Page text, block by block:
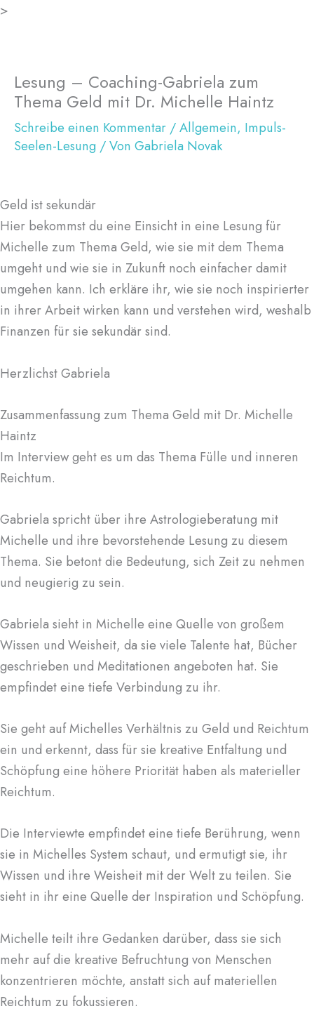
>
Lesung – Coaching-Gabriela zum
Thema Geld mit Dr. Michelle Haintz
Schreibe einen Kommentar /Allgemein, Impuls-
Seelen-Lesung / Von Gabriela Novak
Geld ist sekundär
Hier bekommst du eine Einsicht in eine Lesung für
Michelle zum Thema Geld, wie sie mit dem Thema
umgeht und wie sie in Zukunft noch einfacher damit
umgehen kann. Ich erkläre ihr, wie sie noch inspirierter
in ihrer Arbeit wirken kann und verstehen wird, weshalb
Finanzen für sie sekundär sind.
Herzlichst Gabriela
Zusammenfassung zum Thema Geld mit Dr. Michelle
Haintz
Im Interview geht es um das Thema Fülle und inneren
Reichtum.
Gabriela spricht über ihre Astrologieberatung mit
Michelle und ihre bevorstehende Lesung zu diesem
Thema. Sie betont die Bedeutung, sich Zeit zu nehmen
und neugierig zu sein.
Gabriela sieht in Michelle eine Quelle von großem
Wissen und Weisheit, da sie viele Talente hat, Bücher
geschrieben und Meditationen angeboten hat. Sie
empfindet eine tiefe Verbindung zu ihr.
Sie geht auf Michelles Verhältnis zu Geld und Reichtum
ein und erkennt, dass für sie kreative Entfaltung und
Schöpfung eine höhere Priorität haben als materieller
Reichtum.
Die Interviewte empfindet eine tiefe Berührung, wenn
sie in Michelles System schaut, und ermutigt sie, ihr
Wissen und ihre Weisheit mit der Welt zu teilen. Sie
sieht in ihr eine Quelle der Inspiration und Schöpfung.
Michelle teilt ihre Gedanken darüber, dass sie sich
mehr auf die kreative Befruchtung von Menschen
konzentrieren möchte, anstatt sich auf materiellen
Reichtum zu fokussieren.